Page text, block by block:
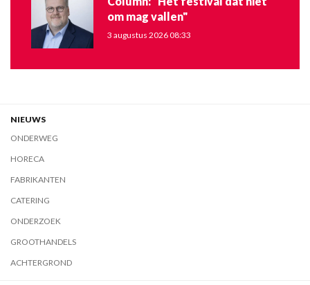
om mag vallen"
3 augustus 2026 08:33
NIEUWS
ONDERWEG
HORECA
FABRIKANTEN
CATERING
ONDERZOEK
GROOTHANDELS
ACHTERGROND